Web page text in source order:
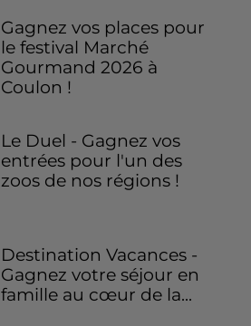
Gagnez vos places pour
le festival Marché
Gourmand 2026 à
Coulon !
Le Duel - Gagnez vos
entrées pour l'un des
zoos de nos régions !
Destination Vacances -
Gagnez votre séjour en
famille au cœur de la...